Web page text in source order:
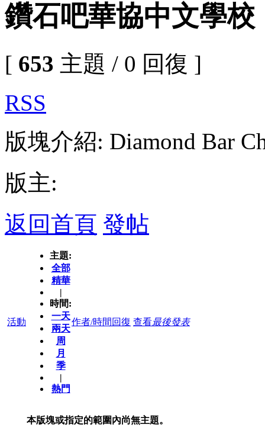
鑽石吧華協中文學校
[ 653 主題 / 0 回復 ]
RSS
版塊介紹: Diamond Bar
版主:
返回首頁 發帖
活動
主題:
全部
精華
|
時間:
一天
兩天
周
月
季
|
熱門
作者/時間 回復 查看最後發表
本版塊或指定的範圍內尚無主題。